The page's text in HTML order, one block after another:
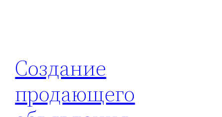
Создание
продающего